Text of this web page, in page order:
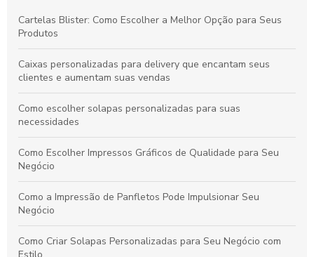
Cartelas Blister: Como Escolher a Melhor Opção para Seus
Produtos
Caixas personalizadas para delivery que encantam seus
clientes e aumentam suas vendas
Como escolher solapas personalizadas para suas
necessidades
Como Escolher Impressos Gráficos de Qualidade para Seu
Negócio
Como a Impressão de Panfletos Pode Impulsionar Seu
Negócio
Como Criar Solapas Personalizadas para Seu Negócio com
Estilo